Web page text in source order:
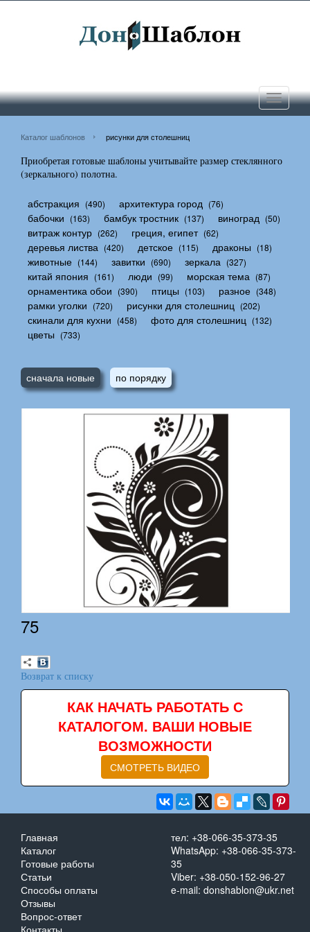
Toggle
Каталог шаблонов рисунки для столешниц
Приобретая готовые шаблоны учитывайте размер стеклянного
(зеркального) полотна.
абстракция (490) архитектура город (76)
бабочки (163) бамбук тростник (137) виноград (50)
витраж контур (262) греция, египет (62)
деревья листва (420) детское (115) драконы (18)
животные (144) завитки (690) зеркала (327)
китай япония (161) люди (99) морская тема (87)
орнаментика обои (390) птицы (103) разное (348)
рамки уголки (720) рисунки для столешниц (202)
скинали для кухни (458) фото для столешниц (132)
цветы (733)
сначала новые по порядку
75
Возврат к списку
КАК НАЧАТЬ РАБОТАТЬ С
КАТАЛОГОМ. ВАШИ НОВЫЕ
ВОЗМОЖНОСТИ
СМОТРЕТЬ ВИДЕО
Главная
Каталог
Готовые работы
Статьи
Способы оплаты
Отзывы
Вопрос-ответ
тел: +38-066-35-373-35
WhatsApp: +38-066-35-373-
35
Viber: +38-050-152-96-27
e-mail: donshablon@ukr.net